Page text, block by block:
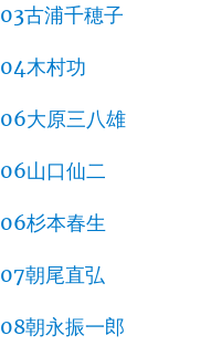
03古浦千穂子
04木村功
06大原三八雄
06山口仙二
06杉本春生
07朝尾直弘
08朝永振一郎